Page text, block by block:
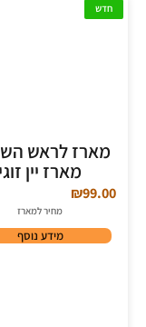
חדש
מארז לראש
מארז יין זוגי
₪99.00
מחיר למארז
מידע נוסף